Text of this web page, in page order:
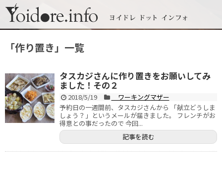
「作り置き」 一覧
タスカジさんに作り置きをお願いしてみ
ました！その２
2018/5/19
ワーキングマザー
予約日の一週間前、タスカジさんから 「献立どうしま
しょう？」というメールが届きました。 フレンチがお
得意との事だったので 今回...
記事を読む